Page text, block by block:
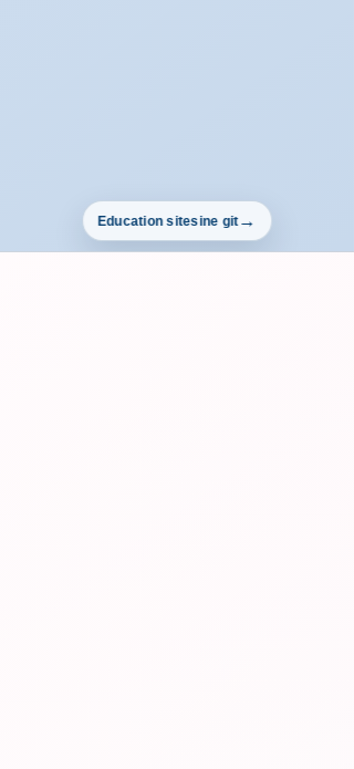
Education sitesine git